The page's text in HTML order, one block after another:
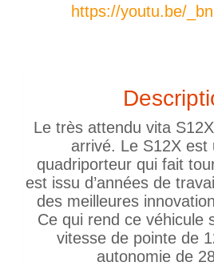
https://youtu.be/
Le très attendu vita
arrivé. Le S12X est
quadriporteur qui fait
est issu d’années de
des meilleures
Ce qui rend ce véhicule
vitesse de pointe de
autonomie de